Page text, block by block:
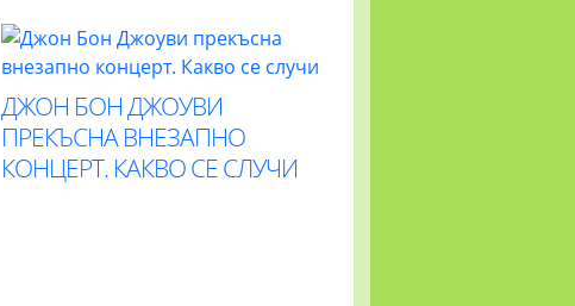
ДЖОН БОН ДЖОУВИ
ПРЕКЪСНА ВНЕЗАПНО
КОНЦЕРТ. КАКВО СЕ СЛУЧИ